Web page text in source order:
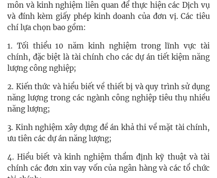
môn và kinh nghiệm liên quan để thực hiện các Dịch vụ
và đính kèm giấy phép kinh doanh của đơn vị. Các tiêu
chí lựa chọn bao gồm:
1. Tối thiểu 10 năm kinh nghiệm trong lĩnh vực tài
chính, đặc biệt là tài chính cho các dự án tiết kiệm năng
lượng công nghiệp;
2. Kiến thức và hiểu biết về thiết bị và quy trình sử dụng
năng lượng trong các ngành công nghiệp tiêu thụ nhiều
năng lượng;
3. Kinh nghiệm xây dựng đề án khả thi về mặt tài chính,
ưu tiên các dự án năng lượng;
4. Hiểu biết và kinh nghiệm thẩm định kỹ thuật và tài
chính các đơn xin vay vốn của ngân hàng và các tổ chức